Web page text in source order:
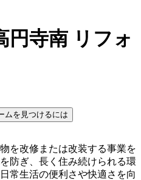
円寺南 リフォ
ムを見つけるには
を改修または改装する事業を
防ぎ、長く住み続けられる環
常生活の便利さや快適さを向